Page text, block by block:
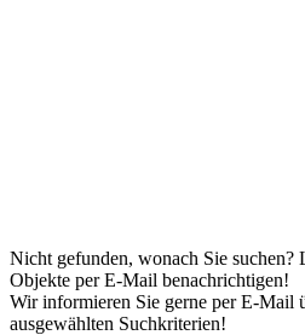
Nicht gefunden, wonach Sie suchen?
Objekte per E-Mail benachrichtigen!
Wir informieren Sie gerne per E-Mail
ausgewählten Suchkriterien!